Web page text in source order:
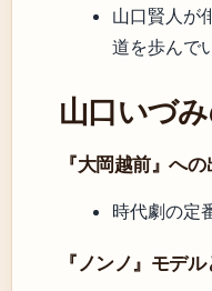
山口賢人が
道を歩んで
山口いづ
『大岡越前』へ
時代劇の定
『ノンノ』モデ